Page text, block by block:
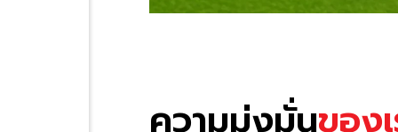
ความมุ่งมั่นของ